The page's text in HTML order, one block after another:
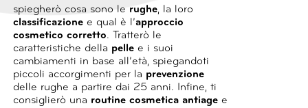
spiegherò cosa sono le rughe, la loro
classificazionee qual è l’approccio
cosmetico corretto.
Tratterò le
caratteristiche della pellee i suoi
cambiamenti in base all’età, spiegandoti
piccoli accorgimenti per la prevenzione
delle rughe a partire dai 25 anni. Infine, ti
consiglierò una routine cosmetica antiagee